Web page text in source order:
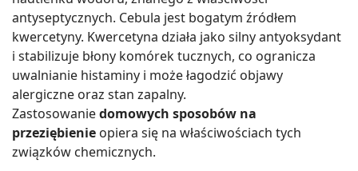
antyseptycznych. Cebula jest bogatym źródłem
kwercetyny. Kwercetyna działa jako silny antyoksydant
i stabilizuje błony komórek tucznych, co ogranicza
uwalnianie histaminy i może łagodzić objawy
alergiczne oraz stan zapalny.
Zastosowaniedomowych sposobów na
przeziębienie opiera się na właściwościach tych
związków chemicznych.